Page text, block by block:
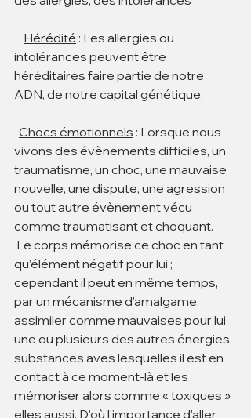
Hérédité : Les allergies ou
intolérances peuvent être
héréditaires faire partie de notre
ADN, de notre capital génétique.
Chocs émotionnels : Lorsque nous
vivons des évènements difficiles, un
traumatisme, un choc, une mauvaise
nouvelle, une dispute, une agression
ou tout autre évènement vécu
comme traumatisant et choquant.
qu’élément négatif pour lui ;
cependant il peut en même temps,
par un mécanisme d’amalgame,
assimiler comme mauvaises pour lui
une ou plusieurs des autres énergies,
substances aves lesquelles il est en
contact à ce moment-là et les
mémoriser alors comme « toxiques »
elles aussi. D’où l’importance d’aller